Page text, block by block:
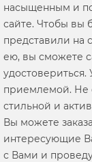
насыщенным и
сайте. Чтобы вы
представили на
ею, вы сможете
удостовериться.
приемлемой. Не
стильной и
Вы можете
интересующие
с Вами и